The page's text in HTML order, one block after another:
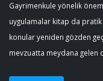
Gayrimenkule yönelik
uygulamalar kitap da pratik
konular yeniden gözden
mevzuatta meydana gelen